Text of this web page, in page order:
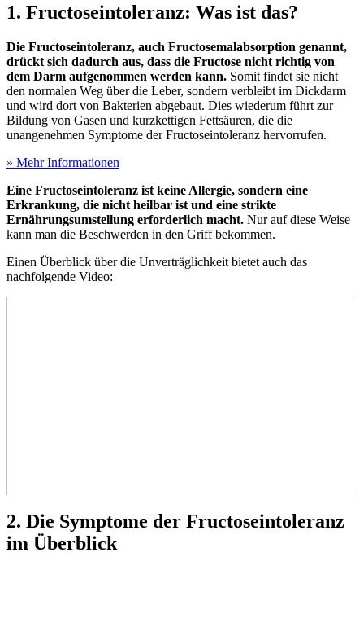
1. Fructoseintoleranz: Was ist das?
Die Fructoseintoleranz, auch Fructosemalabsorption genannt,
drückt sich dadurch aus, dass die Fructose nicht richtig von
dem Darm aufgenommen werden kann. Somit findet sie nicht
den normalen Weg über die Leber, sondern verbleibt im Dickdarm
und wird dort von Bakterien abgebaut. Dies wiederum führt zur
Bildung von Gasen und kurzkettigen Fettsäuren, die die
unangenehmen Symptome der Fructoseintoleranz hervorrufen.
» Mehr Informationen
Eine Fructoseintoleranz ist keine Allergie, sondern eine
Erkrankung, die nicht heilbar ist und eine strikte
Ernährungsumstellung erforderlich macht. Nur auf diese Weise
kann man die Beschwerden in den Griff bekommen.
Einen Überblick über die Unverträglichkeit bietet auch das
nachfolgende Video:
2. Die Symptome der Fructoseintoleranz
im Überblick